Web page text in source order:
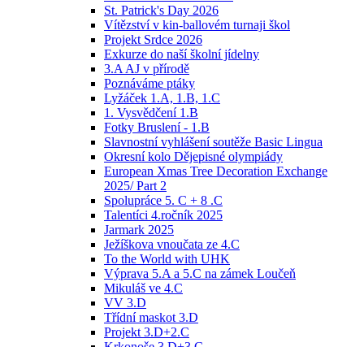
St. Patrick's Day 2026
Vítězství v kin-ballovém turnaji škol
Projekt Srdce 2026
Exkurze do naší školní jídelny
3.A AJ v přírodě
Poznáváme ptáky
Lyžáček 1.A, 1.B, 1.C
1. Vysvědčení 1.B
Fotky Bruslení - 1.B
Slavnostní vyhlášení soutěže Basic Lingua
Okresní kolo Dějepisné olympiády
European Xmas Tree Decoration Exchange
2025/ Part 2
Spolupráce 5. C + 8 .C
Talentíci 4.ročník 2025
Jarmark 2025
Ježíškova vnoučata ze 4.C
To the World with UHK
Výprava 5.A a 5.C na zámek Loučeň
Mikuláš ve 4.C
VV 3.D
Třídní maskot 3.D
Projekt 3.D+2.C